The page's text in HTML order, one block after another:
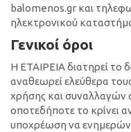
balomenos.gr και
ηλεκτρονικού
Γενικοί όροι
Η ΕΤΑΙΡΕΙΑ διατηρεί το
αναθεωρεί ελεύθερα
χρήσης και συναλλαγών
οποτεδήποτε το κρίνει
υποχρέωση να